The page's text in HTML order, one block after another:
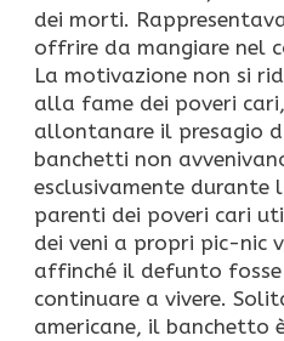
dei morti.
offrire da mangiare nel
La motivazione non si
alla fame dei poveri
allontanare il presagio
banchetti non
esclusivamente durante
parenti dei poveri cari
dei veni a propri pic-nic
affinché il defunto
continuare a vivere.
americane, il banchetto